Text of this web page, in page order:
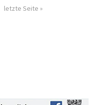
letzte Seite »